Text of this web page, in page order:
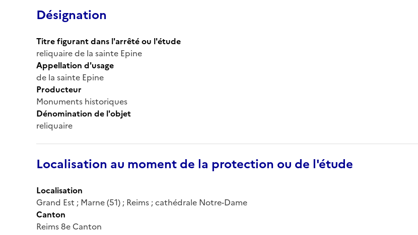
Désignation
Titre figurant dans l'arrêté ou l'étude
reliquaire de la sainte Epine
Appellation d'usage
de la sainte Epine
Producteur
Monuments historiques
Dénomination de l'objet
reliquaire
Localisation au moment de la protection ou de l'étude
Localisation
Grand Est ; Marne (51) ; Reims ; cathédrale Notre-Dame
Canton
Reims 8e Canton